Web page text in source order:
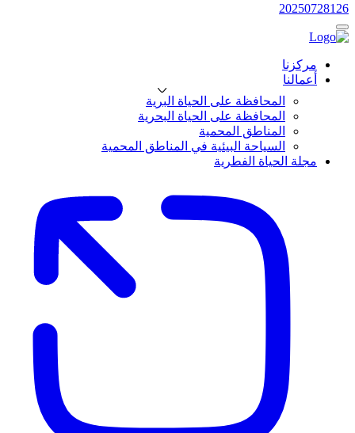
20250728126
مركزنا
أعمالنا
المحافظة على الحياة البرية
المحافظة على الحياة البحرية
المناطق المحمية
السياحة البيئية في المناطق المحمية
مجلة الحياة الفطرية